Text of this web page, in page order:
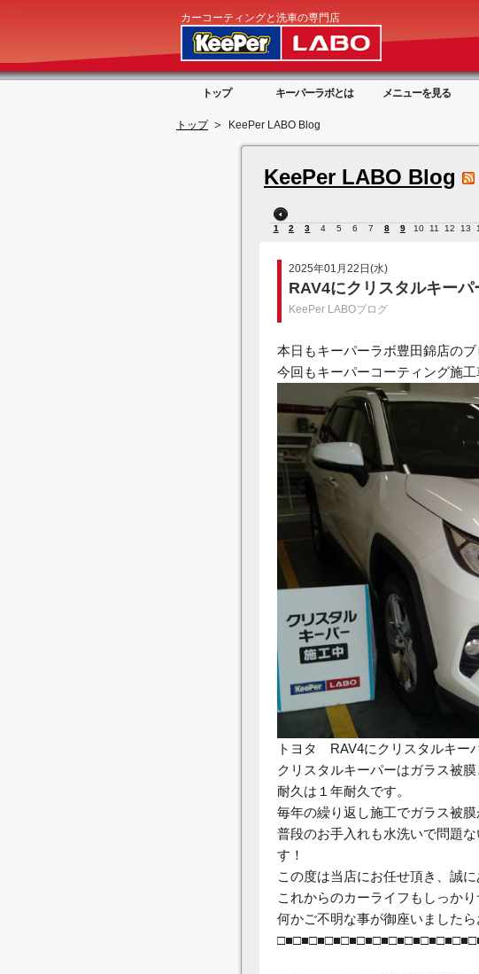
カーコーティングと洗車の専門店
トップ キーパーラボとは メニューを見る
トップ KeePer LABO Blog
KeePer LABO Blog
1 2 3 4 5 6 7 8 9 10 11 12 13
2025年01月22日(水)
RAV4にクリスタルキー
KeePer LABOブログ
本日もキーパーラボ豊田錦店の
今回もキーパーコーティング施工
トヨタ RAV4にクリスタルキー
クリスタルキーパーはガラス被
耐久は１年耐久です。
毎年の繰り返し施工でガラス被
普段のお手入れも水洗いで問題
す！
この度は当店にお任せ頂き、誠に
これからのカーライフもしっか
何かご不明な事が御座いました